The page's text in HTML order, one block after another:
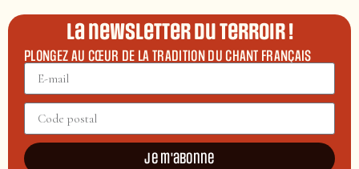
La newsletter du terroir !
PLONGEZ AU CŒUR DE LA TRADITION DU CHANT FRANÇAIS
Je m'abonne